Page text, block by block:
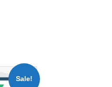
Sale!